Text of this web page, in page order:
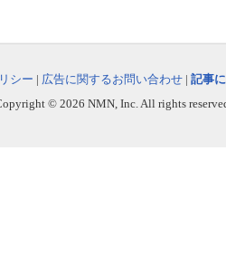
シー | 広告に関するお問い合わせ | 記事
© 2026 NMN, Inc. All rights